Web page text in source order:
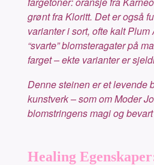
grønt fra Kloritt. Det er også
varianter i sort, ofte kalt
“svarte” blomsteragater på
farget – ekte varianter er
Denne steinen er et levende
kunstverk – som om Moder
blomstringens magi og
Healing